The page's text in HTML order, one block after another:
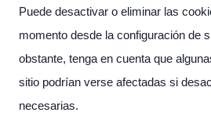
Puede desactivar o eliminar las
momento desde la configuración de
obstante, tenga en cuenta que
sitio podrían verse afectadas si
necesarias.